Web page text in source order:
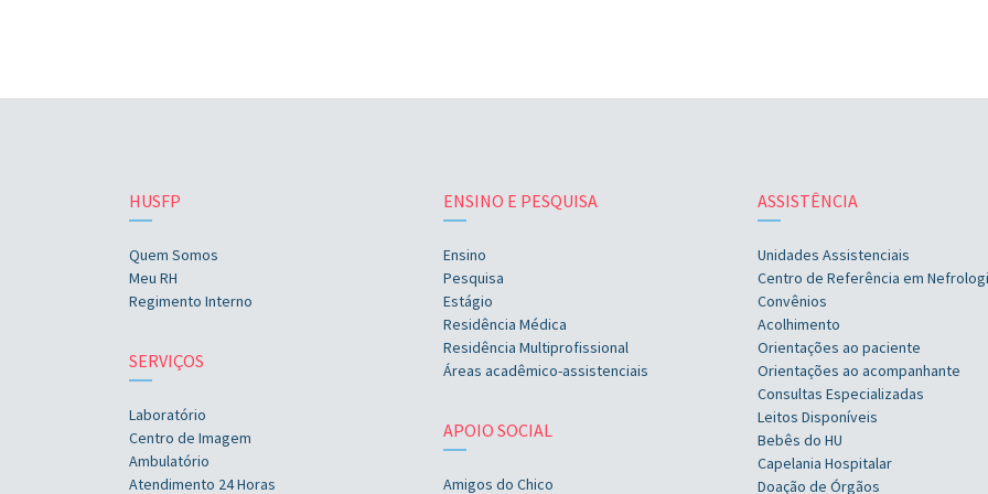
HUSFP
Quem Somos
Meu RH
Regimento Interno
SERVIÇOS
Laboratório
Centro de Imagem
Ambulatório
Atendimento 24 Horas
ENSINO E PESQUISA
Ensino
Pesquisa
Estágio
Residência Médica
Residência Multiprofissional
Áreas acadêmico-assistenciais
APOIO SOCIAL
Amigos do Chico
ASSISTÊNCIA
Unidades Assistenciais
Centro de Referência em
Convênios
Acolhimento
Orientações ao paciente
Orientações ao acompanhante
Consultas Especializadas
Leitos Disponíveis
Bebês do HU
Capelania Hospitalar
Doação de Órgãos